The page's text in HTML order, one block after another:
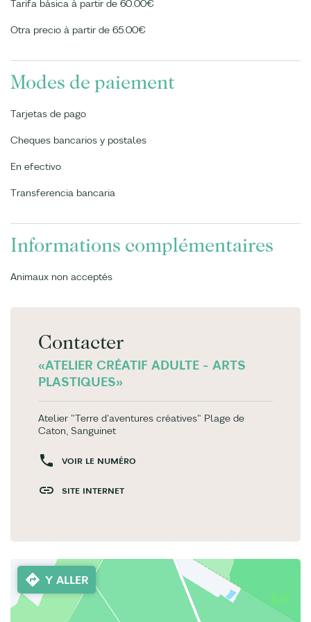
Tarifa básica à partir de 60.00€
Otra precio à partir de 65.00€
Modes de paiement
Tarjetas de pago
Cheques bancarios y postales
En efectivo
Transferencia bancaria
Informations complémentaires
Animaux non acceptés
Contacter
«ATELIER CRÉATIF ADULTE - ARTS
PLASTIQUES»
Atelier "Terre d'aventures créatives" Plage de
Caton, Sanguinet
VOIR LE NUMÉRO
SITE INTERNET
Y ALLER